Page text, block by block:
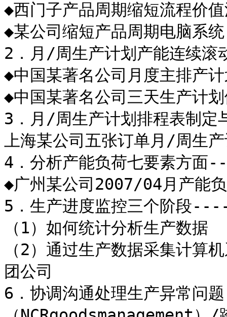
◆西门子产品周期缩短流程价
◆某公司缩短产品周期电脑系
2．月/周生产计划产能连续滚
◆中国某著名公司月度主排产
◆中国某著名公司三天生产计
3．月/周生产计划排程表制
上海某公司五张订单月/周生
4．分析产能负荷七要素方
◆广州某公司2007/04月产能
5．生产进度监控三个阶段
（1）如何统计分析生产数据
（2）通过生产数据采集计算
团公司
6．协调沟通处理生产异常问